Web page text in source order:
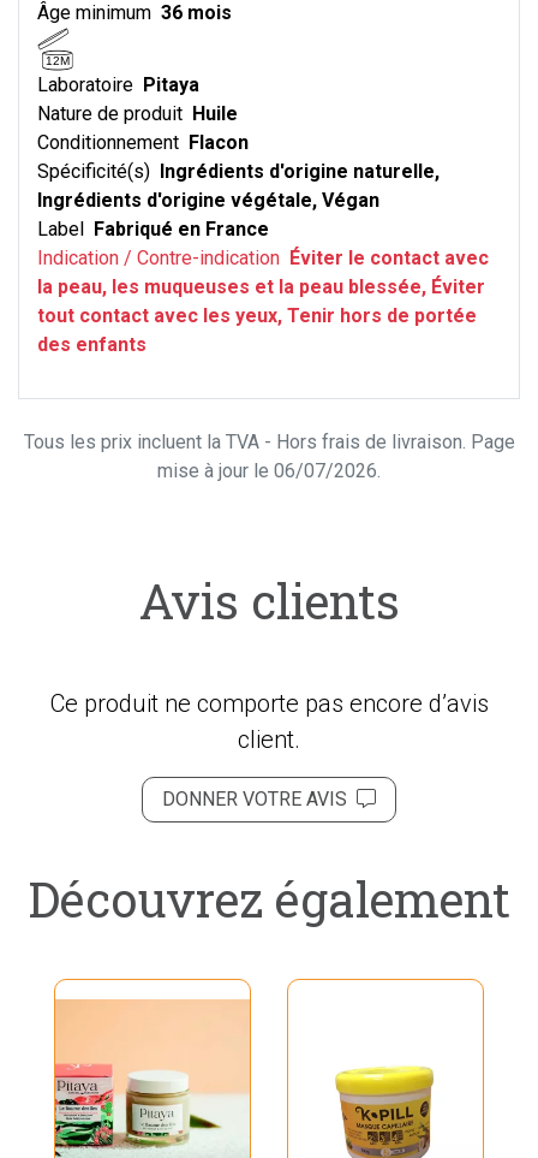
Âge minimum 36 mois
12M
Laboratoire Pitaya
Nature de produit Huile
Conditionnement Flacon
Spécificité(s) Ingrédients d'origine naturelle,
Ingrédients d'origine végétale, Végan
Label Fabriqué en France
Indication / Contre-indication Éviter le contact avec
la peau, les muqueuses et la peau blessée, Éviter
tout contact avec les yeux, Tenir hors de portée
des enfants
Tous les prix incluent la TVA - Hors frais de livraison. Page
mise à jour le 06/07/2026.
Avis clients
Ce produit ne comporte pas encore d’avis
client.
DONNER VOTRE AVIS
Découvrez également